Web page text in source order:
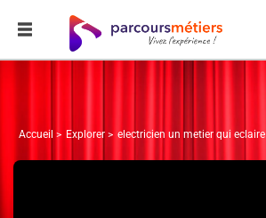
Accueil Explorer electricien un metier qui eclaire